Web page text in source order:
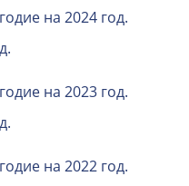
на 2024 год.
на 2023 год.
на 2022 год.